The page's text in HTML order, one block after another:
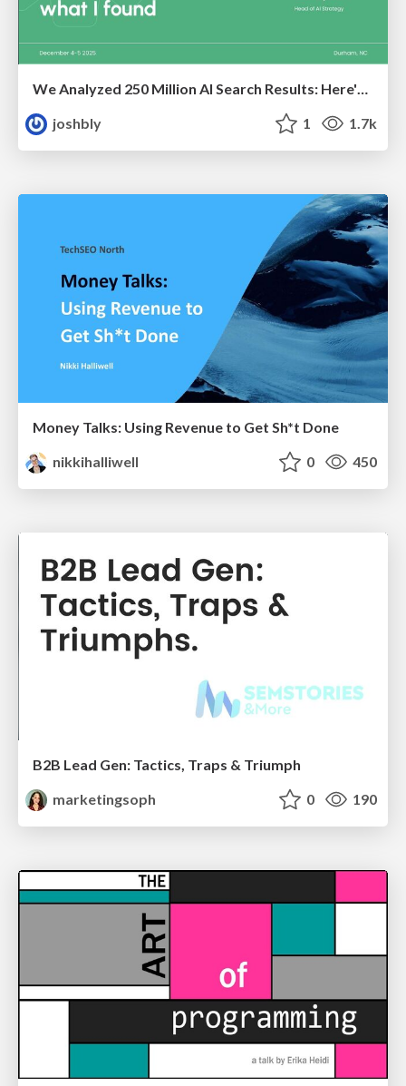
We Analyzed 250 Million AI Search Results: Here's What I Found
joshbly
1 1.7k
Money Talks: Using Revenue to Get Sh*t Done
nikkihalliwell
0 450
B2B Lead Gen: Tactics, Traps & Triumph
marketingsoph
0 190